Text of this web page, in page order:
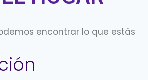
encontrar lo que estás